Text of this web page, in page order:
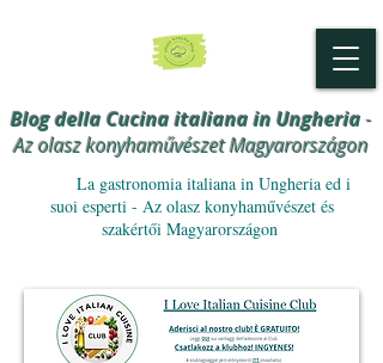
Blog della Cucina italiana in Ungheria-
Az olasz konyhaművészet Magyarországon
La gastronomia italiana in Ungheria ed i
suoi esperti - Az olasz konyhaművészet és
szakértői Magyarországon